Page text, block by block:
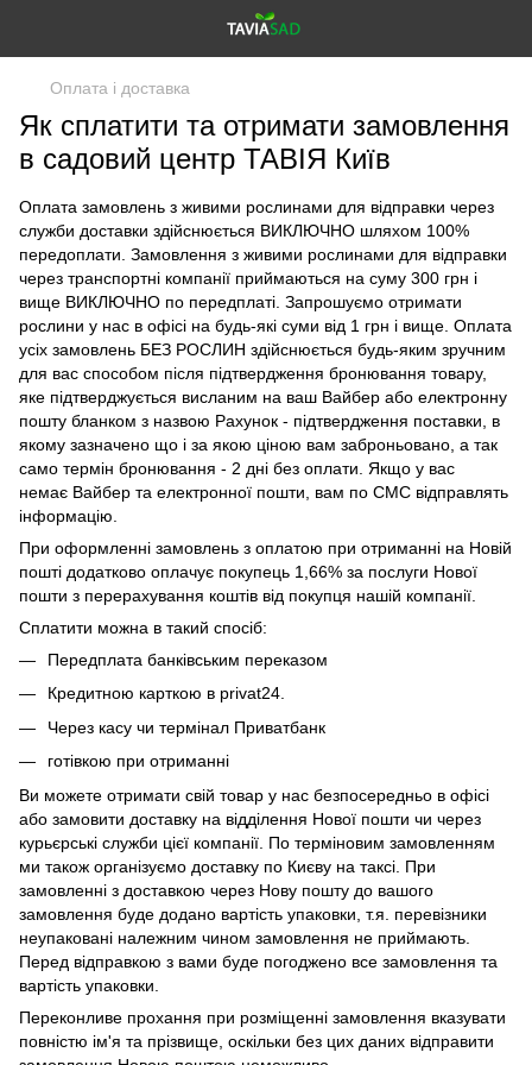
Оплата і доставка
Як сплатити та отримати замовлення
в садовий центр ТАВІЯ Київ
Оплата замовлень з живими рослинами для відправки через
служби доставки здійснюється ВИКЛЮЧНО шляхом 100%
передоплати. Замовлення з живими рослинами для відправки
через транспортні компанії приймаються на суму 300 грн і
вище ВИКЛЮЧНО по передплаті. Запрошуємо отримати
рослини у нас в офісі на будь-які суми від 1 грн і вище. Оплата
усіх замовлень БЕЗ РОСЛИН здійснюється будь-яким зручним
для вас способом після підтвердження бронювання товару,
яке підтверджується висланим на ваш Вайбер або електронну
пошту бланком з назвою Рахунок - підтвердження поставки, в
якому зазначено що і за якою ціною вам заброньовано, а так
само термін бронювання - 2 дні без оплати. Якщо у вас
немає Вайбер та електронної пошти, вам по СМС відправлять
інформацію.
При оформленні замовлень з оплатою при отриманні на Новій
пошті додатково оплачує покупець 1,66% за послуги Нової
пошти з перерахування коштів від покупця нашій компанії.
Сплатити можна в такий спосіб:
Передплата банківським переказом
Кредитною карткою в privat24.
Через касу чи термінал Приватбанк
готівкою при отриманні
Ви можете отримати свій товар у нас безпосередньо в офісі
або замовити доставку на відділення Нової пошти чи через
курьєрські служби цієї компанії. По терміновим замовленням
ми також організуємо доставку по Києву на таксі. При
замовленні з доставкою через Нову пошту до вашого
замовлення буде додано вартість упаковки, т.я. перевізники
неупаковані належним чином замовлення не приймають.
Перед відправкою з вами буде погоджено все замовлення та
вартість упаковки.
Переконливе прохання при розміщенні замовлення вказувати
повністю ім'я та прізвище, оскільки без цих даних відправити